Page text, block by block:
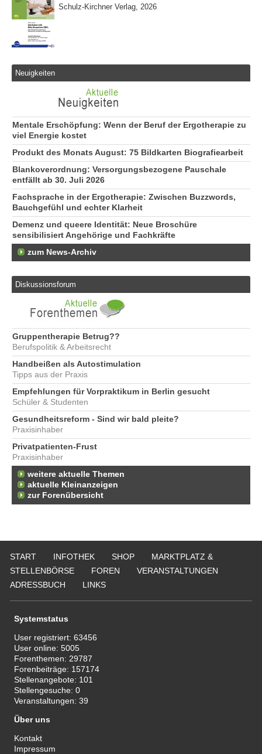
Schulz-Kirchner Verlag, 2026
Neuigkeiten
Mentale Erschöpfung: Wenn der Beruf der Ergotherapie zu
viel Energie kostet
Produkt des Monats August: 75 Bildkarten Biografiearbeit
Blankoverordnung: Versorgungsbezogene Pauschale
entfällt ab 30. Juli 2026
Fachsprache in der Ergotherapie: Zwischen Buzzwords,
Bauchgefühl und echter Klarheit
Demenz und queere Identität: Neue Broschüre
sensibilisiert Angehörige und Fachkräfte
zum News-Archiv
Diskussionsforum
Gruppentherapie Betrug??
Berufspolitik & Arbeitsrecht
Handbeißen als Autostimulation
Tipps aus der Praxis
Empfehlungen für Vorpraktikum in Berlin gesucht
Schüler & Studenten
Gesundheitsreform - Sind wir bald pleite?
Praxisinhaber
Privatpatienten-Frust
Praxisinhaber
weitere aktuelle Themen
aktuelle Kleinanzeigen
zur Forenübersicht
START INFOTHEK SHOP
MARKTPLATZ &
STELLENBÖRSE
FOREN
VERANSTALTUNGEN
ADRESSBUCH
LINKS
Systemstatus
User registriert:63456
User online:5005
Forenthemen: 29787
Forenbeiträge: 157174
Stellenangebote: 101
Stellengesuche:0
Veranstaltungen:39
Über uns
Kontakt
Impressum